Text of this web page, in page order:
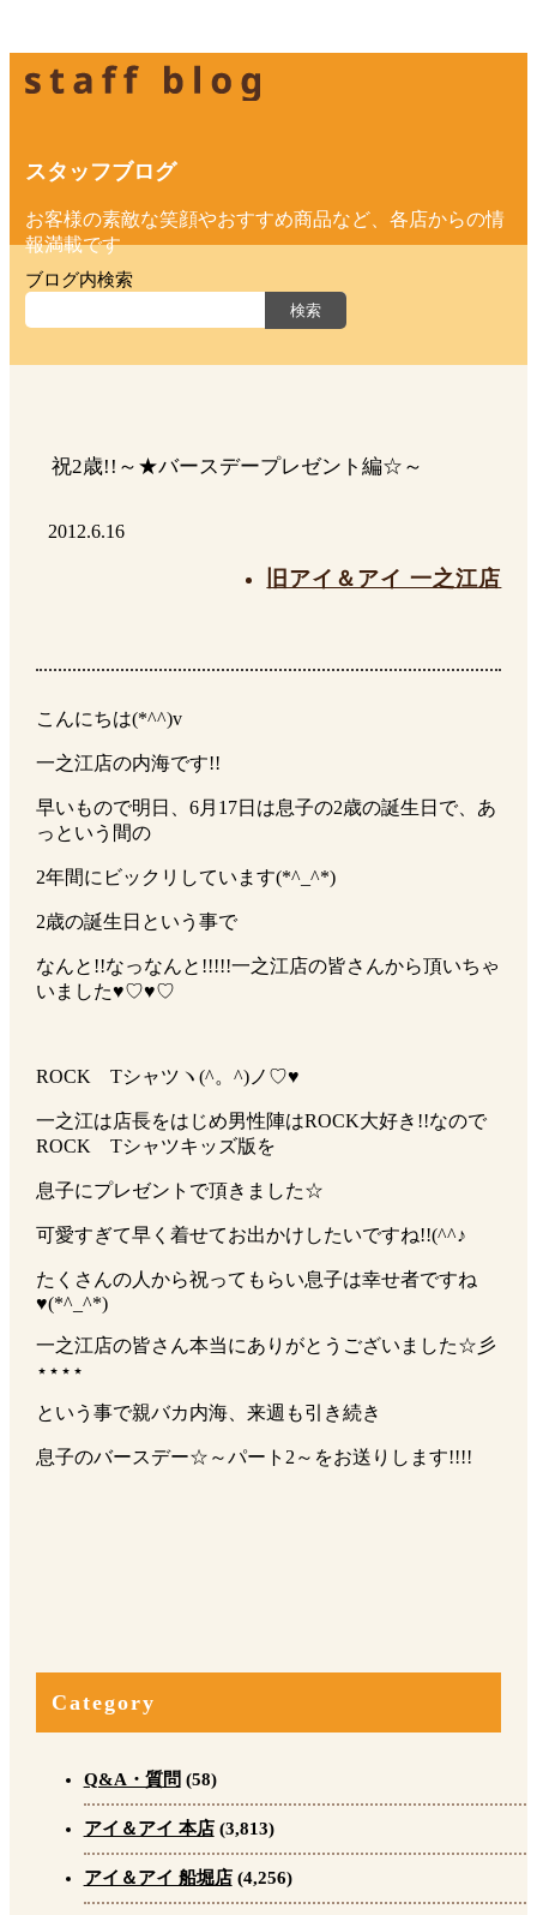
スタッフブログ
お客様の素敵な笑顔やおすすめ商品など、各店からの情
報満載です
ブログ内検索
祝2歳!!～★バースデープレゼント編☆～
2012.6.16
旧アイ＆アイ 一之江店
こんにちは(*^^)v
一之江店の内海です!!
早いもので明日、6月17日は息子の2歳の誕生日で、あ
っという間の
2年間にビックリしています(*^_^*)
2歳の誕生日という事で
なんと!!なっなんと!!!!!一之江店の皆さんから頂いちゃ
いました♥♡♥♡
ROCK Tシャツヽ(^。^)ノ♡♥
一之江は店長をはじめ男性陣はROCK大好き!!なので
ROCK Tシャツキッズ版を
息子にプレゼントで頂きました☆
可愛すぎて早く着せてお出かけしたいですね!!(^^♪
たくさんの人から祝ってもらい息子は幸せ者ですね
♥(*^_^*)
一之江店の皆さん本当にありがとうございました☆彡
⋆⋆⋆⋆
という事で親バカ内海、来週も引き続き
息子のバースデー☆～パート2～をお送りします!!!!
Category
Q&A・質問 (58)
アイ＆アイ 本店(3,813)
アイ＆アイ 船堀店(4,256)